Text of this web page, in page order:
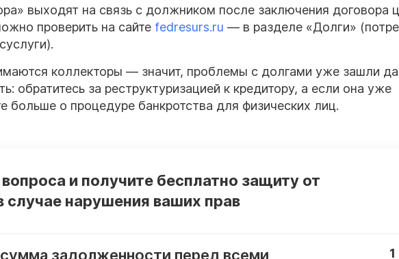
выходят на связь с должником после заключения договора
проверить на сайте fedresurs.ru — в разделе «Долги»
коллекторы — значит, проблемы с долгами уже зашли
обратитесь за реструктуризацией к кредитору, а если она уже
больше о процедуре банкротства для физических лиц.
и получите бесплатно защиту от
случае нарушения ваших прав
задолженности перед всеми 1